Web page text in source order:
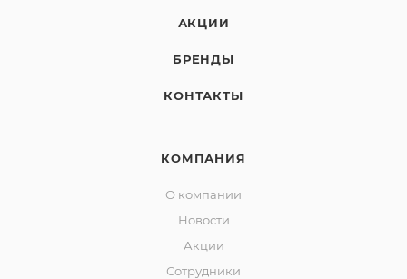
АКЦИИ
БРЕНДЫ
КОНТАКТЫ
КОМПАНИЯ
О компании
Новости
Акции
Сотрудники